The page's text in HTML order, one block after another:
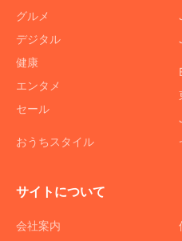
グルメ
デジタル
健康
エンタメ
セール
おうちスタイル
サイトについて
会社案内